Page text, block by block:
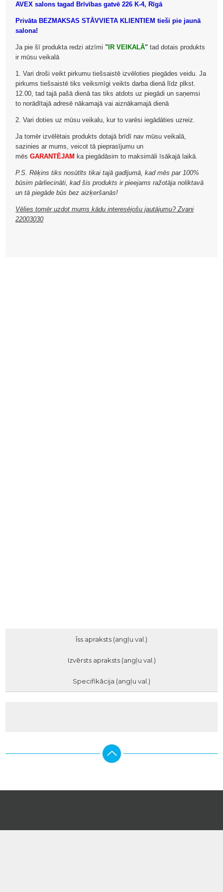
AVEX salons tagad Brīvības gatvē 226 K-4, Rīgā
Privāta BEZMAKSAS STĀVVIETA KLIENTIEM tieši pie jaunā
salona!
Ja pie šī produkta redzi atzīmi " IR VEIKALĀ" tad dotais produkts
ir mūsu veikalā
1. Vari droši veikt pirkumu tiešsaistē izvēloties piegādes veidu. Ja
pirkums tiešsaistē tiks veiksmīgi veikts darba dienā līdz plkst.
12.00, tad tajā pašā dienā tas tiks atdots uz piegādi un saņemsi
to norādītajā adresē nākamajā vai aiznākamajā dienā
2. Vari doties uz mūsu veikalu, kur to varēsi iegādāties uzreiz.
Ja tomēr izvēlētais produkts dotajā brīdī nav mūsu veikalā,
sazinies ar mums, veicot tā pieprasījumu un
mēsGARANTĒJAM ka piegādāsim to maksimāli īsākajā laikā.
P.S. Rēķins tiks nosūtīts tikai tajā gadījumā, kad mēs par 100%
būsim pārliecināti, kad šis produkts ir pieejams ražotāja noliktavā
un tā piegāde būs bez aizķeršanās!
Vēlies tomēr uzdot mums kādu interesējošu jautājumu? Zvani
22003030
Īss apraksts (angļu val.)
Izvērsts apraksts (angļu val.)
Specifikācija (angļu val.)